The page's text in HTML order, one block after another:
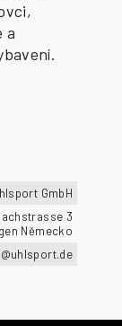
a
GmbH
3
Německo